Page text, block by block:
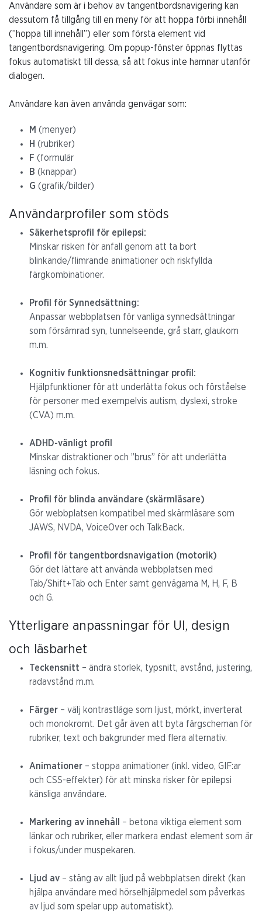
Användare som är i behov av tangentbordsnavigering kan
dessutom få tillgång till en meny för att hoppa förbi innehåll
(”hoppa till innehåll”) eller som första element vid
tangentbordsnavigering. Om popup-fönster öppnas flyttas
fokus automatiskt till dessa, så att fokus inte hamnar utanför
dialogen.
Användare kan även använda genvägar som:
M (menyer)
H (rubriker)
F (formulär
B (knappar)
G (grafik/bilder)
Användarprofiler som stöds
Säkerhetsprofil för epilepsi:
Minskar risken för anfall genom att ta bort
blinkande/flimrande animationer och riskfyllda
färgkombinationer.
Profil för Synnedsättning:
Anpassar webbplatsen för vanliga synnedsättningar
som försämrad syn, tunnelseende, grå starr, glaukom
m.m.
Kognitiv funktionsnedsättningar profil:
Hjälpfunktioner för att underlätta fokus och förståelse
för personer med exempelvis autism, dyslexi, stroke
(CVA) m.m.
ADHD-vänligt profil
Minskar distraktioner och ”brus” för att underlätta
läsning och fokus.
Profil för blinda användare (skärmläsare)
Gör webbplatsen kompatibel med skärmläsare som
JAWS, NVDA, VoiceOver och TalkBack.
Profil för tangentbordsnavigation (motorik)
Gör det lättare att använda webbplatsen med
Tab/Shift+Tab och Enter samt genvägarna M, H, F, B
och G.
Ytterligare anpassningar för UI, design
och läsbarhet
Teckensnitt – ändra storlek, typsnitt, avstånd, justering,
radavstånd m.m.
Färger – välj kontrastläge som ljust, mörkt, inverterat
och monokromt. Det går även att byta färgscheman för
rubriker, text och bakgrunder med flera alternativ.
Animationer – stoppa animationer (inkl. video, GIF:ar
och CSS-effekter) för att minska risker för epilepsi
känsliga användare.
Markering av innehåll – betona viktiga element som
länkar och rubriker, eller markera endast element som är
i fokus/under muspekaren.
Ljud av – stäng av allt ljud på webbplatsen direkt (kan
hjälpa användare med hörselhjälpmedel som påverkas
av ljud som spelar upp automatiskt).